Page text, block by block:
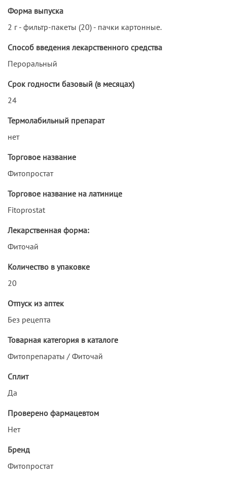
Форма выпуска
2 г - фильтр-пакеты (20) - пачки картонные.
Способ введения лекарственного средства
Пероральный
Срок годности базовый (в месяцах)
24
Термолабильный препарат
нет
Торговое название
Фитопростат
Торговое название на латинице
Fitoprostat
Лекарственная форма:
Фиточай
Количество в упаковке
20
Отпуск из аптек
Без рецепта
Товарная категория в каталоге
Фитопрепараты / Фиточай
Сплит
Да
Проверено фармацевтом
Нет
Бренд
Фитопростат